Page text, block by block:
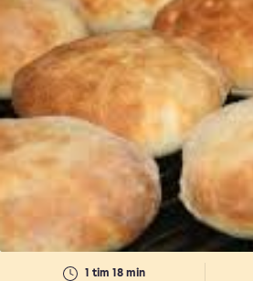
1 tim 18 min